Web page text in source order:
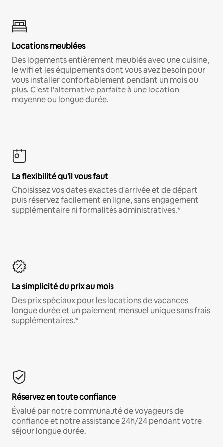
Locations meublées
Des logements entièrement meublés avec une cuisine,
le wifi et les équipements dont vous avez besoin pour
vous installer confortablement pendant un mois ou
plus. C'est l'alternative parfaite à une location
moyenne ou longue durée.
La flexibilité qu'il vous faut
Choisissez vos dates exactes d'arrivée et de départ
puis réservez facilement en ligne, sans engagement
supplémentaire ni formalités administratives.*
La simplicité du prix au mois
Des prix spéciaux pour les locations de vacances
longue durée et un paiement mensuel unique sans frais
supplémentaires.*
Réservez en toute confiance
Évalué par notre communauté de voyageurs de
confiance et notre assistance 24h/24 pendant votre
séjour longue durée.